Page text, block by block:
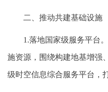
二、推动共建基础设施
1.落地国家级服务平台
施资源，围绕构建地基增强
级时空信息综合服务平台，